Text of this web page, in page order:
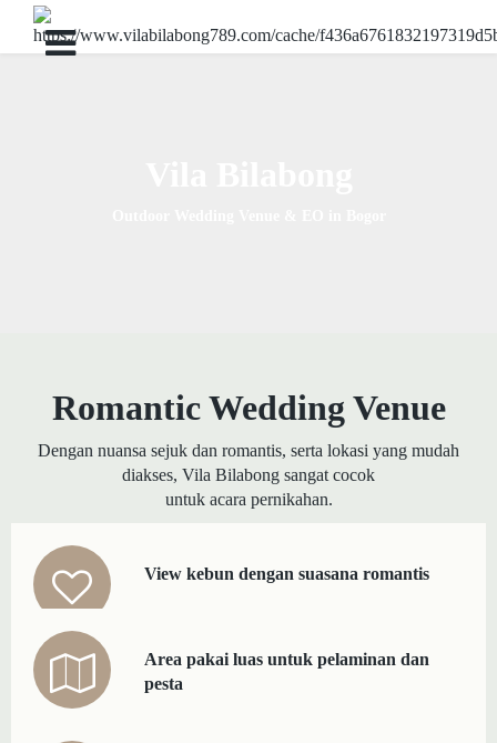
Romantic Wedding Venue
Dengan nuansa sejuk dan romantis, serta lokasi yang mudah
diakses, Vila Bilabong sangat cocok
untuk acara pernikahan.
View kebun dengan suasana romantis
Area pakai luas untuk pelaminan dan
pesta